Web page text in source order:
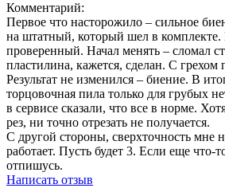
Комментарий:
Первое что насторожило – сильное
на штатный, который шел в
проверенный. Начал менять – сломал
пластилина, кажется, сделан. С грехом
Результат не изменился – биение. В
торцовочная пила только для грубых
в сервисе сказали, что все в норме.
рез, ни точно отрезать не получается.
С другой стороны, сверхточность мне
работает. Пусть будет 3. Если еще что-
отпишусь.
Написать отзыв